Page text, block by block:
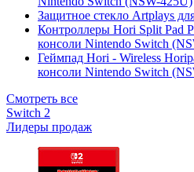
Защитное стекло Artplays
Контроллеры Hori Split Pad
консоли Nintendo Switch
Геймпад Hori - Wireless
консоли Nintendo Switch
Смотреть все
Switch 2
Лидеры продаж